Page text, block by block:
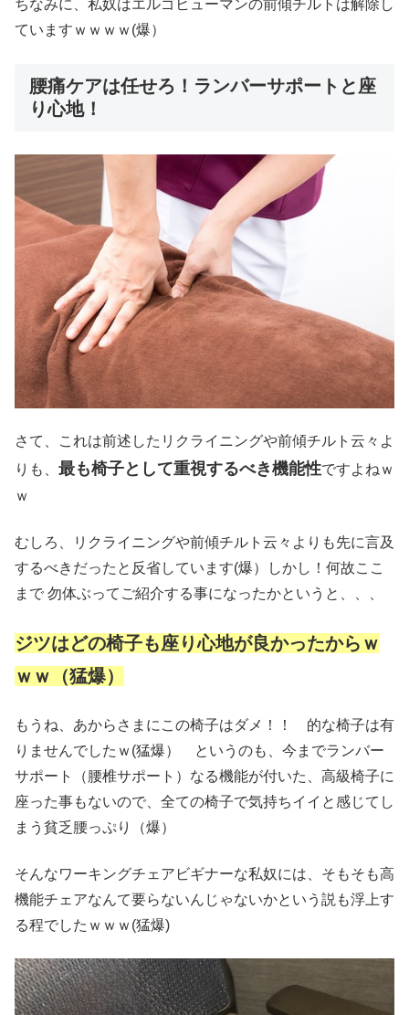
ちなみに、私奴はエルゴヒューマンの前傾チルトは解除し
ていますｗｗｗｗ(爆）
腰痛ケアは任せろ！ランバーサポートと座
り心地！
さて、これは前述したリクライニングや前傾チルト云々よ
りも、 最も椅子として重視するべき機能性ですよねｗ
ｗ
むしろ、リクライニングや前傾チルト云々よりも先に言及
するべきだったと反省しています(爆）しかし！何故ここ
まで 勿体ぶってご紹介する事になったかというと、、、
ジツはどの椅子も座り心地が良かったからｗ
ｗｗ（猛爆）
もうね、あからさまにこの椅子はダメ！！ 的な椅子は有
りませんでしたｗ(猛爆） というのも、今までランバー
サポート（腰椎サポート）なる機能が付いた、高級椅子に
座った事もないので、全ての椅子で気持ちイイと感じてし
まう貧乏腰っぷり（爆）
そんなワーキングチェアビギナーな私奴には、そもそも高
機能チェアなんて要らないんじゃないかという説も浮上す
る程でしたｗｗｗ(猛爆)